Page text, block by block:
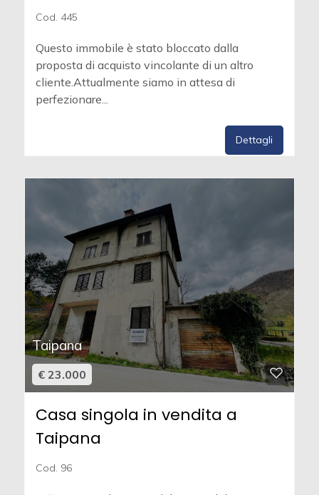
Cod. 445
Questo immobile è stato bloccato dalla
proposta di acquisto vincolante di un altro
cliente.Attualmente siamo in attesa di
perfezionare...
Dettagli
Taipana
€ 23.000
Casa singola in vendita a
Taipana
Cod. 96